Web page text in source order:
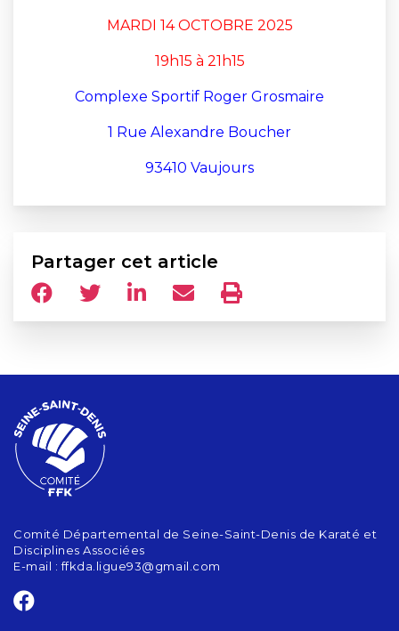
MARDI 14 OCTOBRE 2025
19h15 à 21h15
Complexe Sportif Roger Grosmaire
1 Rue Alexandre Boucher
93410 Vaujours
Partager cet article
Comité Départemental de Seine-Saint-Denis de Karaté et
Disciplines Associées
E-mail :ffkda.ligue93@gmail.com